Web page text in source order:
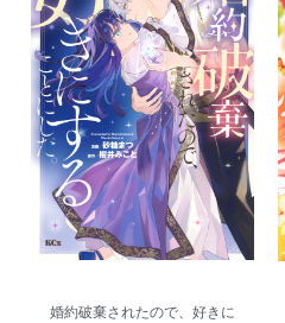
婚約破棄されたので、好きに